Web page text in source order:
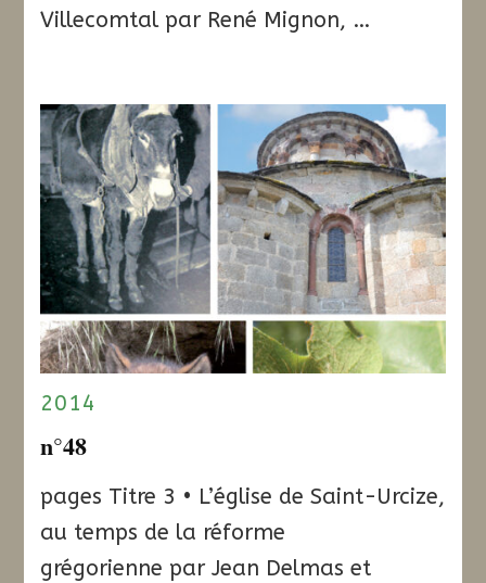
Villecomtal par René Mignon, …
2014
n°48
pages Titre 3 • L’église de Saint-Urcize,
au temps de la réforme
grégorienne par Jean Delmas et